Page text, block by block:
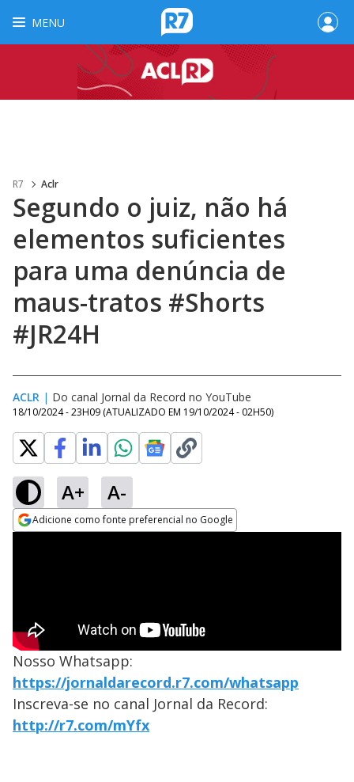
MENU
R7 Aclr
Segundo o juiz, não há
elementos suficientes
para uma denúncia de
maus-tratos #Shorts
#JR24H
ACLR | Do canal Jornal da Record no YouTube
18/10/2024 - 23H09 (ATUALIZADO EM 19/10/2024 - 02H50)
A+ A-
Adicione como fonte preferencial no Google
Nosso Whatsapp:
https://jornaldarecord.r7.com/whatsapp
Inscreva-se no canal Jornal da Record:
http://r7.com/mYfx